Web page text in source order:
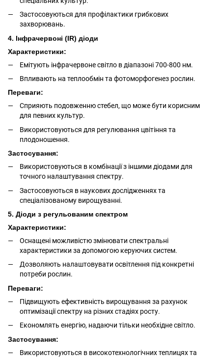
Застосовуються для профілактики грибкових
захворювань.
4. Інфрачервоні (IR) діоди
Характеристики:
Емітують інфрачервоне світло в діапазоні 700-800 нм.
Впливають на теплообмін та фотоморфогенез рослин.
Переваги:
Сприяють подовженню стебел, що може бути корисним
для певних культур.
Використовуються для регулювання цвітіння та
плодоношення.
Застосування:
Використовуються в комбінації з іншими діодами для
точного налаштування спектру.
Застосовуються в наукових дослідженнях та
спеціалізованому вирощуванні.
5. Діоди з регульованим спектром
Характеристики:
Оснащені можливістю змінювати спектральні
характеристики за допомогою керуючих систем.
Дозволяють налаштовувати освітлення під конкретні
потреби рослин.
Переваги:
Підвищують ефективність вирощування за рахунок
оптимізації спектру на різних стадіях росту.
Економлять енергію, надаючи тільки необхідне світло.
Застосування:
Використовуються в високотехнологічних теплицях та